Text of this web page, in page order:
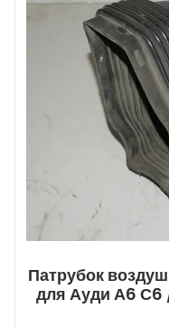
Патрубок
для Ауди А6